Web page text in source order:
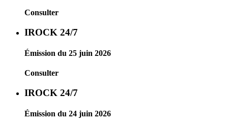
Consulter
IROCK 24/7
Émission du 25 juin 2026
Consulter
IROCK 24/7
Émission du 24 juin 2026